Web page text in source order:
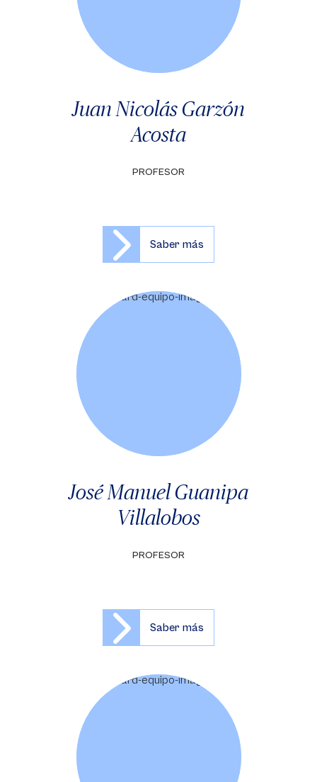
Juan Nicolás Garzón
Acosta
PROFESOR
Saber más
José Manuel Guanipa
Villalobos
PROFESOR
Saber más